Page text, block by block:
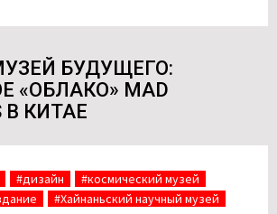
БУДУЩЕГО:
«ОБЛАКО» MAD
В КИТАЕ
#дизайн
#космический музей
#Хайнаньский научный музей